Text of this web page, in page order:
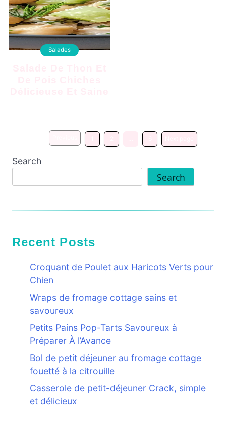
Salades
Search
Search
Recent Posts
Croquant de Poulet aux Haricots Verts pour
Chien
Wraps de fromage cottage sains et
savoureux
Petits Pains Pop-Tarts Savoureux à
Préparer À l’Avance
Bol de petit déjeuner au fromage cottage
fouetté à la citrouille
Casserole de petit-déjeuner Crack, simple
et délicieux